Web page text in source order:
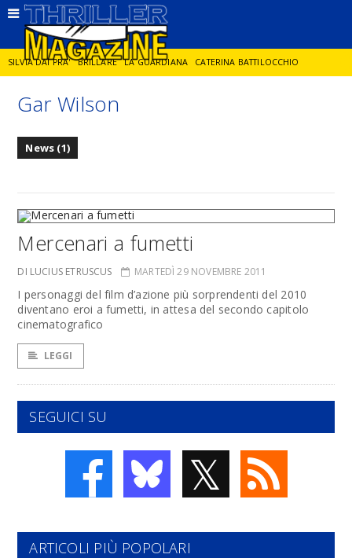
SILVIA DAI PRA' BRILLARE LA GUARDIANA CATERINA BATTILOCCHIO
JORGE DIAZ LA SPIA DELITTO IN CORNICE
Gar Wilson
News (1)
Mercenari a fumetti
DI LUCIUS ETRUSCUS MARTEDÌ 29 NOVEMBRE 2011
I personaggi del film d’azione più sorprendenti del 2010
diventano eroi a fumetti, in attesa del secondo capitolo
cinematografico
LEGGI
SEGUICI SU
𝕏
ARTICOLI PIÙ POPOLARI